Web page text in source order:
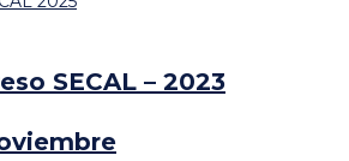
SECAL – 2023